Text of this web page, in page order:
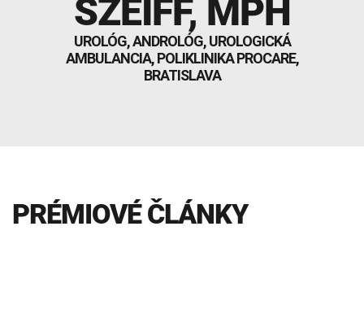
INTOLERANCIA POTRAVÍN Lymská borelióza
Human papillomavirus (HPV)
SZEIFF, MPH
UROLÓG, ANDROLÓG, UROLOGICKÁ
AMBULANCIA, POLIKLINIKA PROCARE,
BRATISLAVA
PRÉMIOVÉ ČLÁNKY